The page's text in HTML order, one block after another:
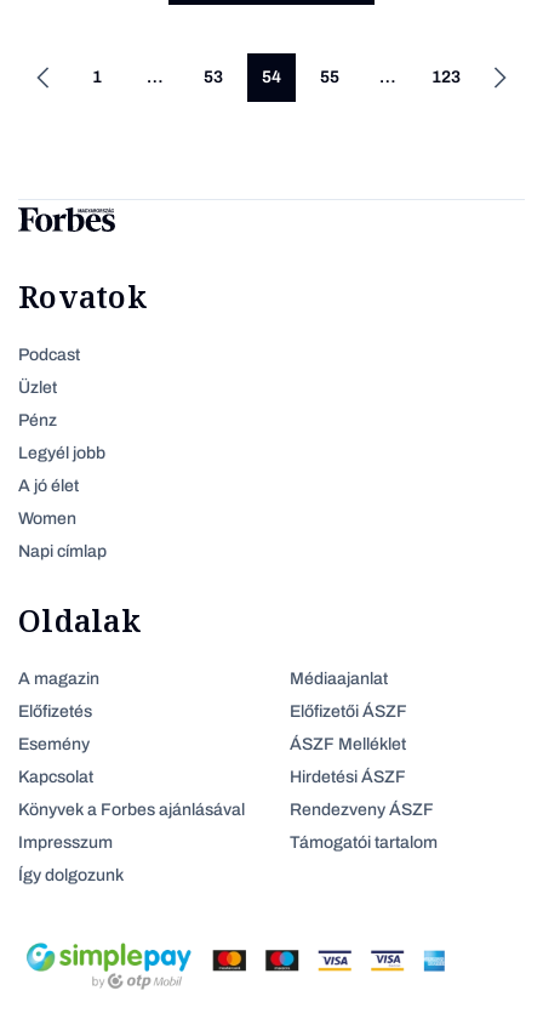
1 … 53 54 55 … 123
Rovatok
Podcast
Üzlet
Pénz
Legyél jobb
A jó élet
Women
Napi címlap
Oldalak
A magazin
Előfizetés
Esemény
Kapcsolat
Könyvek a Forbes ajánlásával
Impresszum
Így dolgozunk
Médiaajanlat
Előfizetői ÁSZF
ÁSZF Melléklet
Hirdetési ÁSZF
Rendezveny ÁSZF
Támogatói tartalom